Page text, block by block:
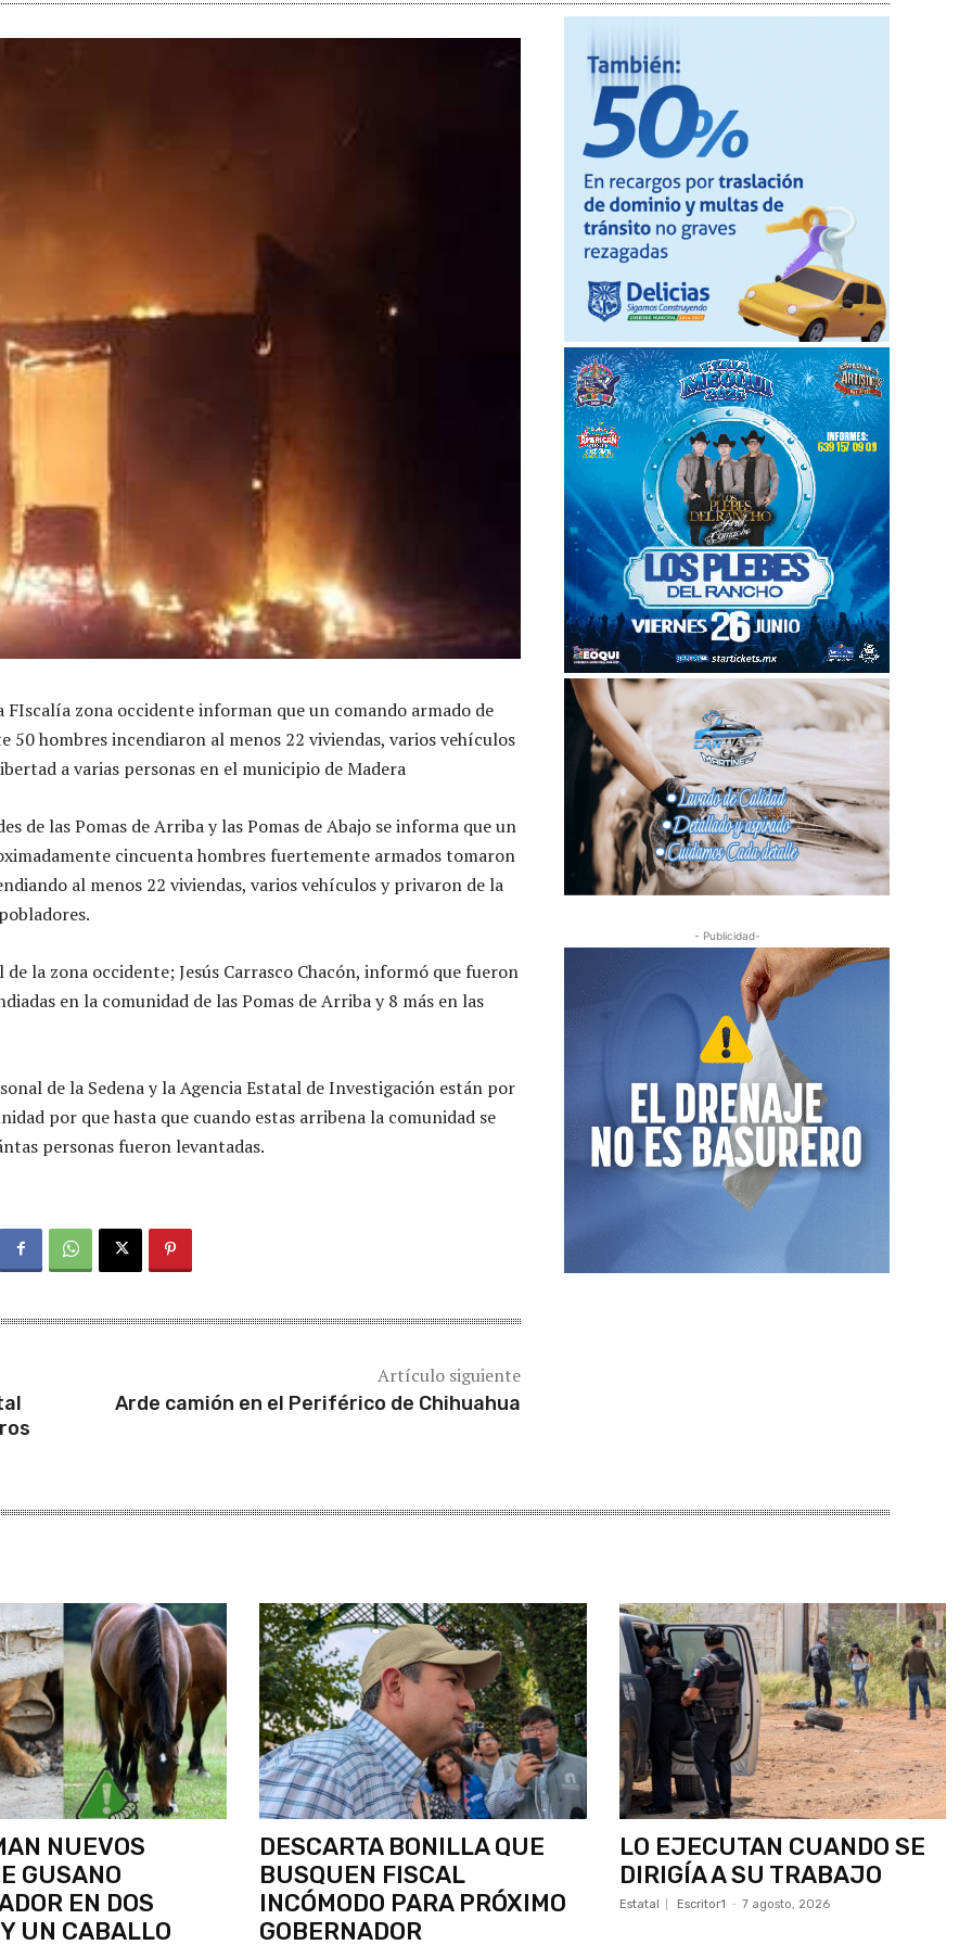
FIscalía zona occidente informan que un comando armado de
50 hombres incendiaron al menos 22 viviendas, varios vehículos
a varias personas en el municipio de Madera
de las Pomas de Arriba y las Pomas de Abajo se informa que un
cincuenta hombres fuertemente armados tomaron
al menos 22 viviendas, varios vehículos y privaron de la
la zona occidente; Jesús Carrasco Chacón, informó que fueron
en la comunidad de las Pomas de Arriba y 8 más en las
de la Sedena y la Agencia Estatal de Investigación están por
por que hasta que cuando estas arribena la comunidad se
personas fueron levantadas.
Artículo siguiente
Arde camión en el Periférico de Chihuahua
- Publicidad-
NUEVOS
GUSANO
EN DOS
UN CABALLO
DESCARTA BONILLA QUE
BUSQUEN FISCAL
INCÓMODO PARA PRÓXIMO
GOBERNADOR
LO EJECUTAN CUANDO SE
DIRIGÍA A SU TRABAJO
Estatal Escritor1 - 7 agosto, 2026